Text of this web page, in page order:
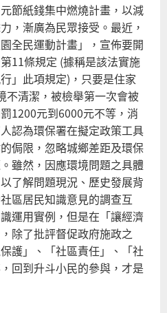
節紙錢集中燃燒計畫，以減
，漸廣為民眾接受。最近，
全民運動計畫」，宣佈要開
11條規定 (據稱是該法實施
」此項規定)，只要是住家
不清潔，被檢舉第一次會被
1200元到6000元不等，消
認為環保署在擬定政策工具
侷限，忽略城鄉差距及環保
雖然，因應環境問題之具體
了解問題現況、歷史發展背
區居民知識意見的調查互
運用實例，但是在「讓經濟
除了批評督促政府施政之
護」、「社區責任」、「社
回到升斗小民的參與，才是